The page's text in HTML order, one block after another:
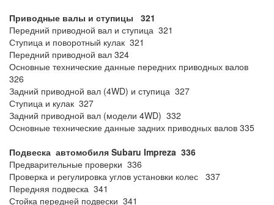
Приводные валы и ступицы 321
Передний приводной вал и ступица 321
Ступица и поворотный кулак 321
Передний приводной вал 324
Основные технические данные передних приводных валов
326
Задний приводной вал (4WD) и ступица 327
Ступица и кулак 327
Задний приводной вал (модели 4WD) 332
Основные технические данные задних приводных валов 335
Подвеска автомобиля Subaru Impreza 336
Предварительные проверки 336
Проверка и регулировка углов установки колес 337
Передняя подвеска 341
Стойка передней подвески 341